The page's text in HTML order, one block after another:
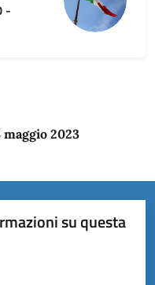
-
maggio 2023
su questa